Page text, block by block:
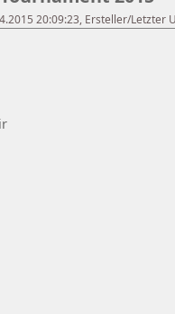
20:09:23, Ersteller/Letzter